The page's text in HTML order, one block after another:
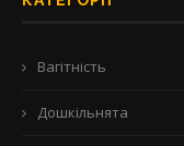
Вагітність
Дошкільнята